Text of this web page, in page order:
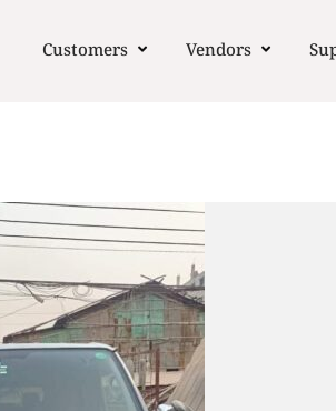
Customers Vendors